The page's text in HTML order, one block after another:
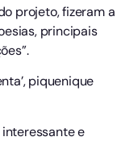
projeto, fizeram a
principais
piquenique
interessante e